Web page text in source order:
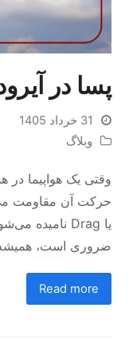
پسا در
31 خرداد 1405
وبلاگ
وقتی یک هواپیما در
حرکت آن مقاومت
ضروری است، همیشه
Read more